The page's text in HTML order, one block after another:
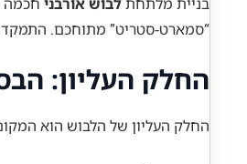
“סמארט-סטריט” מתוחכם. התמקדו
החלק העליון:
החלק העליון של הלבוש הוא